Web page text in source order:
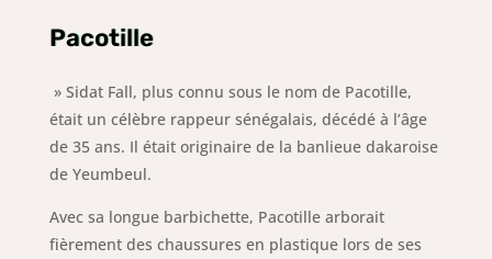
Pacotille
» Sidat Fall, plus connu sous le nom de Pacotille,
était un célèbre rappeur sénégalais, décédé à l’âge
de 35 ans. Il était originaire de la banlieue dakaroise
de Yeumbeul.
Avec sa longue barbichette, Pacotille arborait
fièrement des chaussures en plastique lors de ses